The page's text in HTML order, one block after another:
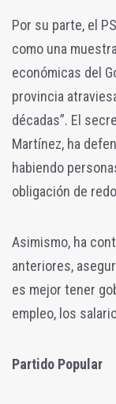
Por su parte, el
como una
económicas del
provincia
décadas”. El
Martínez, ha
habiendo
obligación de
Asimismo, ha
anteriores,
es mejor tener
empleo, los
Partido Popular